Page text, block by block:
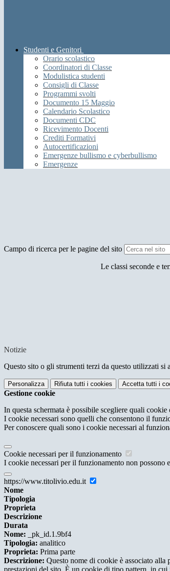
Studenti e Genitori
Orario scolastico
Coordinatori di Classe
Modulistica studenti
Consigli di Classe
Programmi svolti
Documento 15 Maggio
Calendario Scolastico
Documenti CDC
Ricevimento Docenti
Crediti Formativi
Autocertificazioni
Emergenze bullismo e cyberbullismo
Emergenze
Campo di ricerca per le pagine del sito
Le classi seconde e
Notizie
Questo sito o gli strumenti terzi da questo utilizzati
Personalizza Rifiuta tutti i cookies Accetta tutti i
Gestione cookie
In questa schermata è possibile scegliere quali cookie
I cookie necessari sono quelli che consentono il
Per conoscere quali sono i cookie necessari al
Cookie necessari per il funzionamento
I cookie necessari per il funzionamento non
https://www.titolivio.edu.it
Nome
Tipologia
Proprieta
Descrizione
Durata
Nome: _pk_id.1.9bf4
Tipologia: analitico
Proprieta: Prima parte
Descrizione: Questo nome di cookie è associato